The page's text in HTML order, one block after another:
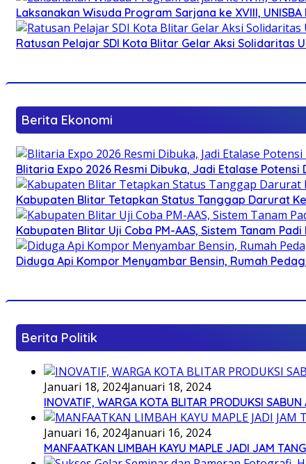
Laksanakan Wisuda Program Sarjana ke XVIII,
Ratusan Pelajar SDI Kota Blitar Gelar Aksi Solidaritas
Berita Ekonomi
Blitaria Expo 2026 Resmi Dibuka, Jadi Etalase
Kabupaten Blitar Tetapkan Status Tanggap Darurat
Kabupaten Blitar Uji Coba PM-AAS, Sistem Tanam
Diduga Api Kompor Menyambar Bensin, Rumah
Berita Politik
Januari 18, 2024Januari 18, 2024
INOVATIF, WARGA KOTA BLITAR PRODUKSI
Januari 16, 2024Januari 16, 2024
MANFAATKAN LIMBAH KAYU MAPLE JADI JAM